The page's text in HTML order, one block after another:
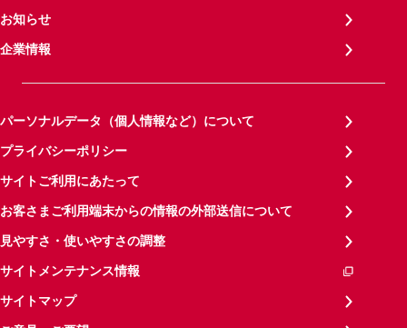
お知らせ
企業情報
パーソナルデータ（個人情報など）について
プライバシーポリシー
サイトご利用にあたって
お客さまご利用端末からの情報の外部送信について
見やすさ・使いやすさの調整
サイトメンテナンス情報
サイトマップ